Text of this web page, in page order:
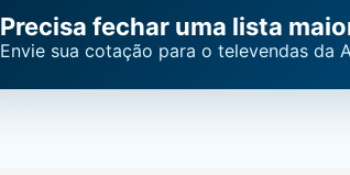
Precisa fechar uma lista
Envie sua cotação para o televendas da